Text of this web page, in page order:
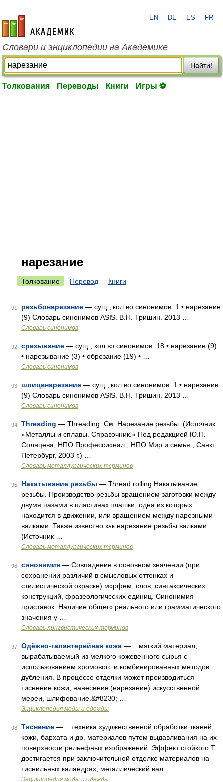
academic.ru
EN DE ES FR
Словари и энциклопедии на Академике
Найти!
Толкования Переводы Книги Игры ⚽
нарезание
Толкование Перевод Книги
91 резьбонарезание — сущ., кол во синонимов: 1 • нарезание
(9) Словарь синонимов ASIS. В.Н. Тришин. 2013 …
Словарь синонимов
92 срезывание — сущ., кол во синонимов: 18 • нарезание (9)
• нарезывание (3) • обрезание (19) • …
Словарь синонимов
93 шлиценарезание — сущ., кол во синонимов: 1 • нарезание
(9) Словарь синонимов ASIS. В.Н. Тришин. 2013 …
Словарь синонимов
94 Threading — Threading. См. Нарезание резьбы. (Источник:
«Металлы и сплавы. Справочник.» Под редакцией Ю.П.
Солнцева; НПО Профессионал , НПО Мир и семья ; Санкт
Петербург, 2003 г.) …
Словарь металлургических терминов
95 Накатывание резьбы — Thread rolling Накатывание
резьбы. Производство резьбы вращением заготовки между
двумя пазами в пластинах плашки, одна из которых
находится в движении, или вращением между нарезными
валками. Также известно как нарезание резьбы валками.
(Источник …
Словарь металлургических терминов
96 синонимия — Совпадение в основном значении (при
сохранении различий в смысловых оттенках и
стилистической окраске) морфем, слов, синтаксических
конструкций, фразеологических единиц. Синонимия
приставок. Наличие общего реального или грамматического
значения у …
Словарь лингвистических терминов
97 Одёжно-галантерейная кожа — мягкий материал,
вырабатываемый из мелкого кожевенного сырья с
использованием хромового и комбинированных методов
дубления. В процессе отделки может производиться
тиснение кожи, нанесение (нарезание) искусственной
мереи, шлифование.&#8230; …
Энциклопедия моды и одежды
98 Тиснение — техника художественной обработки тканей,
кожи, бархата и др. материалов путем выдавливания на их
поверхности рельефных изображений. Эффект стойкого Т.
достигается при заключительной отделке материалов на
тиснильных каландрах, металлический вал …
Энциклопедия моды и одежды